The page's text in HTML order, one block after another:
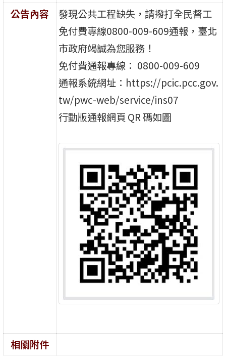
公告內容
發現公共工程缺失，請撥打全民督工
免付費專線0800-009-609通報，臺北
市政府竭誠為您服務！
免付費通報專線： 0800-009-609
通報系統網址：https://pcic.pcc.gov.
tw/pwc-web/service/ins07
行動版通報網頁 QR 碼如圖
相關附件